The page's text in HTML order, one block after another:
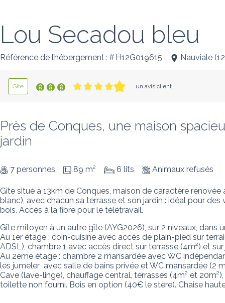
Lou Secadou bleu
Référence de l’hébergement : # H12G019615 Nauviale (
Gîte un avis client
Près de Conques, une maison
jardin
7 personnes 89 m² 6 lits Animaux refusés
Gîte situé à 13km de Conques, maison de caractère
blanc), avec chacun sa terrasse et son jardin : idéal pour
bois. Accès à la fibre pour le télétravail.
Gîte mitoyen à un autre gîte (AYG2026), sur 2 niveaux, dans
Au 1er étage : coin-cuisine avec accès de plain-pied sur
ADSL), chambre 1 avec accès direct sur terrasse (4m²) et
Au 2ème étage : chambre 2 mansardée avec WC
les jumeler  avec salle de bains privée et WC mansardée (2
Cave (lave-linge), chauffage central, terrasses (4m² et
toilette non fourni. Bois en option (40€ le stère). Chaise